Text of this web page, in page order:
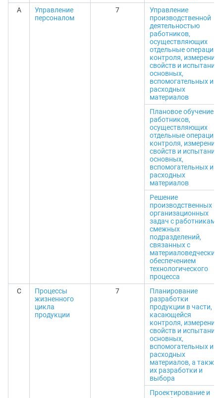
A
Управление
персоналом
7
Управление
производственной
деятельностью
работников,
осуществляющих
отдельные операции
контроля, измерения
свойств и испытания
основных,
вспомогательных и
расходных
материалов
Плановое обучение
работников,
осуществляющих
отдельные операции
контроля, измерения
свойств и испытания
основных,
вспомогательных и
расходных
материалов
Решение
производственных и
организационных
задач с работниками
смежных
подразделений,
связанных с
материаловедческим
обеспечением
технологического
процесса
C
Процессы
жизненного
цикла
продукции
7
Планирование
разработки
продукции в части,
касающейся
контроля, измерения
свойств и испытания
основных,
вспомогательных и
расходных
материалов, а также
их разработки и
выбора
Проектирование и